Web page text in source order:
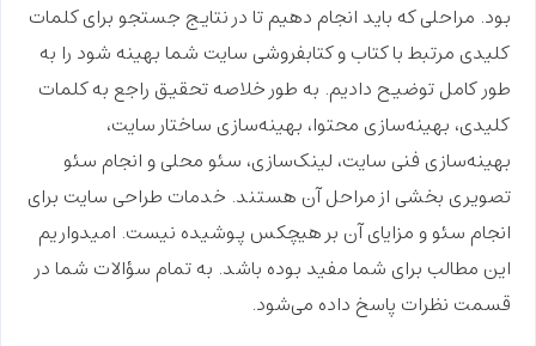
بود. مراحلی که باید انجام دهیم تا در نتایج جستجو برای کلمات
کلیدی مرتبط با کتاب و کتابفروشی سایت شما بهینه شود را به
طور کامل توضیح دادیم. به طور خلاصه تحقیق راجع به کلمات
کلیدی، بهینه‌سازی محتوا، بهینه‌سازی ساختار سایت،
بهینه‌سازی فنی سایت، لینک‌سازی، سئو محلی و انجام سئو
تصویری بخشی از مراحل آن هستند. خدمات طراحی سایت برای
انجام سئو و مزایای آن بر هیچکس پوشیده نیست. امیدواریم
این مطالب برای شما مفید بوده باشد. به تمام سؤالات شما در
قسمت نظرات پاسخ داده می‌شود.